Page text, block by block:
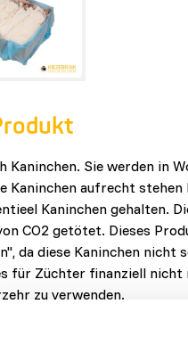
Kaninchen. Sie werden in
Kaninchen aufrecht
Kaninchen gehalten.
CO2 getötet. Dieses
da diese Kaninchen nicht
für Züchter finanziell
zu verwenden.